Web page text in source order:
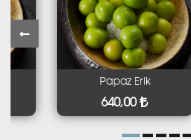
Papaz Erik
640,00